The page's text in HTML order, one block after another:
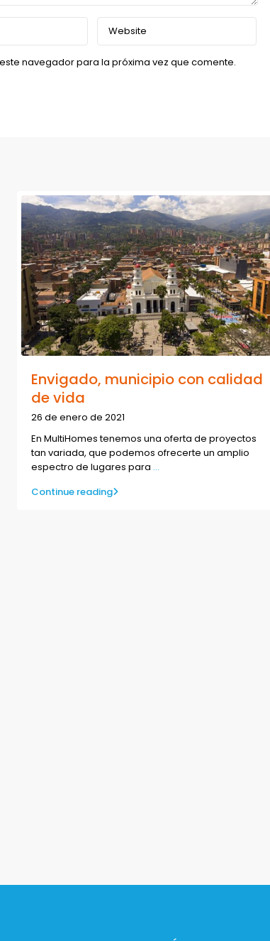
navegador para la próxima vez que comente.
Envigado, municipio con calidad
de vida
26 de enero de 2021
En MultiHomes tenemos una oferta de proyectos
tan variada, que podemos ofrecerte un amplio
espectro de lugares para ...
Continue reading